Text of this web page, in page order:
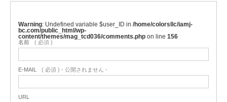
Warning : Undefined variable $user_ID in /home/colorsllc/iamj-
bc.com/public_html/wp-
content/themes/mag_tcd036/comments.php on line 156
名前 ( 必須 )
E-MAIL ( 必須 ) - 公開されません -
URL